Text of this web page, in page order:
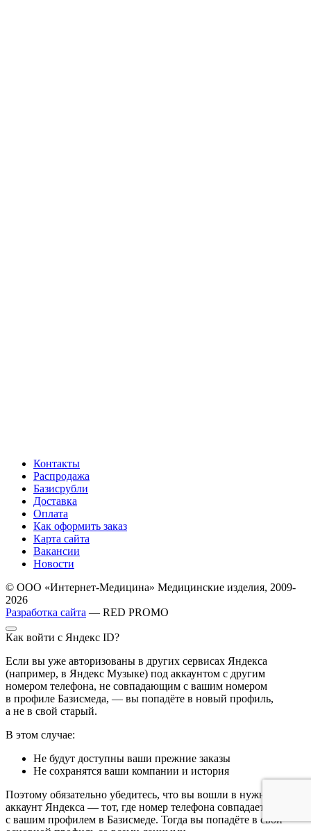
Контакты
Распродажа
Базисрубли
Доставка
Оплата
Как оформить заказ
Карта сайта
Вакансии
Новости
© ООО «Интернет-Медицина» Медицинские изделия, 2009-
2026
Разработка сайта — RED PROMO
Как войти с Яндекс ID?
Если вы уже авторизованы в других сервисах Яндекса
(например, в Яндекс Музыке) под аккаунтом с другим
номером телефона, не совпадающим с вашим номером
в профиле Базисмеда, — вы попадёте в новый профиль,
а не в свой старый.
В этом случае:
Не будут доступны ваши прежние заказы
Не сохранятся ваши компании и история
Поэтому обязательно убедитесь, что вы вошли в нужный
аккаунт Яндекса — тот, где номер телефона совпадает
с вашим профилем в Базисмеде. Тогда вы попадёте в свой